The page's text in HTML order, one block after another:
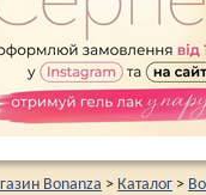
Bonanza > Каталог >